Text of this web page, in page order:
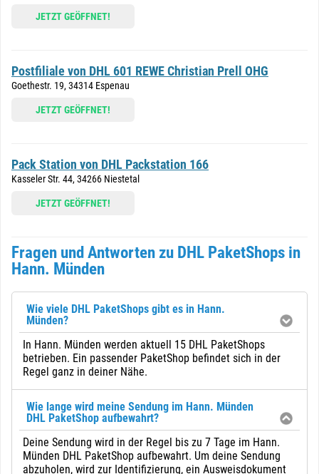
JETZT GEÖFFNET!
Postfiliale von DHL 601 REWE Christian Prell OHG
Goethestr. 19, 34314 Espenau
JETZT GEÖFFNET!
Pack Station von DHL Packstation 166
Kasseler Str. 44, 34266 Niestetal
JETZT GEÖFFNET!
Fragen und Antworten zu DHL PaketShops in
Hann. Münden
Wie viele DHL PaketShops gibt es in Hann.
Münden?
In Hann. Münden werden aktuell 15 DHL PaketShops
betrieben. Ein passender PaketShop befindet sich in der
Regel ganz in deiner Nähe.
Wie lange wird meine Sendung im Hann. Münden
DHL PaketShop aufbewahrt?
Deine Sendung wird in der Regel bis zu 7 Tage im Hann.
Münden DHL PaketShop aufbewahrt. Um deine Sendung
abzuholen, wird zur Identifizierung, ein Ausweisdokument